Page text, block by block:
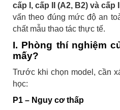
cấp I, cấp II (A2, B2) và
vấn theo đúng mức độ an
chất mẫu thao tác thực tế.
I. Phòng thí nghiệm
mấy?
Trước khi chọn model, cần
học:
P1 – Nguy cơ thấp